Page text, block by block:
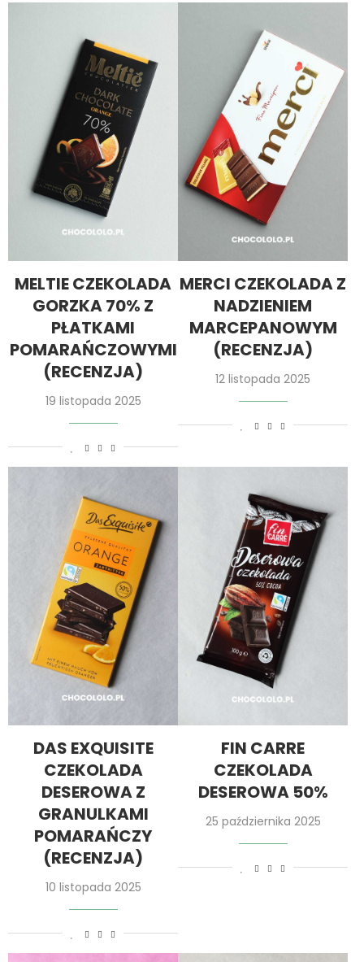
MELTIE CZEKOLADA
GORZKA 70% Z
PŁATKAMI
POMARAŃCZOWYMI
(RECENZJA)
19 listopada 2025
MERCI CZEKOLADA Z
NADZIENIEM
MARCEPANOWYM
(RECENZJA)
12 listopada 2025
DAS EXQUISITE
CZEKOLADA
DESEROWA Z
GRANULKAMI
POMARAŃCZY
(RECENZJA)
10 listopada 2025
FIN CARRE
CZEKOLADA
DESEROWA 50%
25 października 2025